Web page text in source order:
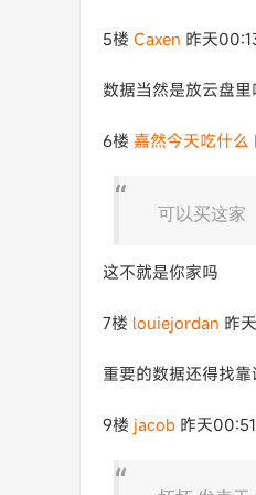
5楼 Caxen 昨天
数据当然是放云盘里
6楼 嘉然今天吃什么
可以买这家
这不就是你家吗
7楼 louiejordan 昨
重要的数据还得找
9楼 jacob 昨天00:51